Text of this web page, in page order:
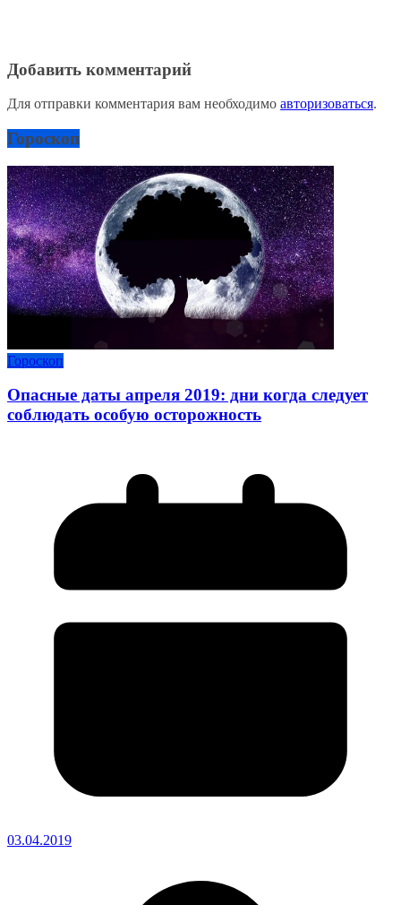
Добавить комментарий
Для отправки комментария вам необходимо авторизоваться.
Гороскоп
Гороскоп
Опасные даты апреля 2019: дни когда следует
соблюдать особую осторожность
03.04.2019